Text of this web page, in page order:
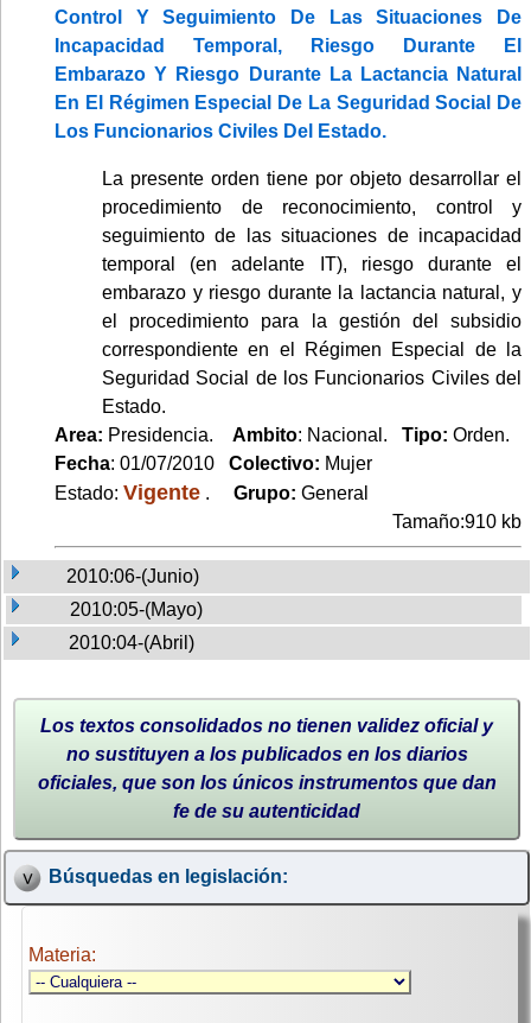
Control Y Seguimiento De Las Situaciones De
Incapacidad Temporal, Riesgo Durante El
Embarazo Y Riesgo Durante La Lactancia Natural
En El Régimen Especial De La Seguridad Social De
Los Funcionarios Civiles Del Estado.
La presente orden tiene por objeto desarrollar el
procedimiento de reconocimiento, control y
seguimiento de las situaciones de incapacidad
temporal (en adelante IT), riesgo durante el
embarazo y riesgo durante la lactancia natural, y
el procedimiento para la gestión del subsidio
correspondiente en el Régimen Especial de la
Seguridad Social de los Funcionarios Civiles del
Estado.
Area: Presidencia. Ambito: Nacional. Tipo: Orden.
Fecha: 01/07/2010 Colectivo: Mujer
Estado: Vigente . Grupo: General
Tamaño:910 kb
2010:06-(Junio)
2010:05-(Mayo)
2010:04-(Abril)
Los textos consolidados no tienen validez oficial y
no sustituyen a los publicados en los diarios
oficiales, que son los únicos instrumentos que dan
fe de su autenticidad
Búsquedas en legislación:
Materia: